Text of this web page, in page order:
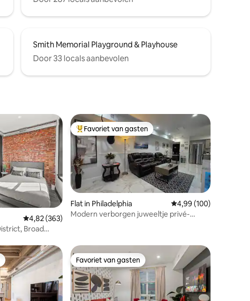
Smith Memorial Playground & Playhouse
Door 33 locals aanbevolen
108 recensies
Gemiddelde beoordeling van 4,82 op 5, 363 recensies
4,82 (363)
Broad
Topfavoriet van gasten
Favoriet van gasten
Flat in Philadelphia Gemiddelde
4,99 (100)
Modern verborgen juweeltje privé-
Favoriet van gasten
Favoriet van gasten